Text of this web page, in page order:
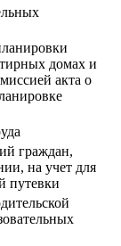
домах и
акта о
граждан,
на учет для
путевки